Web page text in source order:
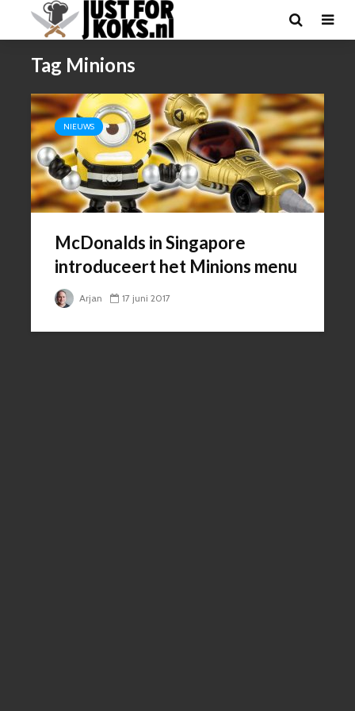
Tag Minions
NIEUWS
McDonalds in Singapore
introduceert het Minions menu
Arjan 17 juni 2017